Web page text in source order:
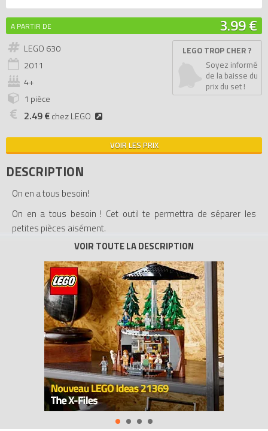
A PARTIR DE 3.99 €
LEGO 630
2011
4+
1 pièce
2.49 €chez LEGO
LEGO TROP CHER ?
Soyez informé
de la baisse du
prix du set !
VOIR LES PRIX
DESCRIPTION
On en a tous besoin!
On en a tous besoin ! Cet outil te permettra de séparer les
petites pièces aisément.
(Brick Separator, Orange)sur Avenue de la brique, comparateur
de prix 100% LEGO.
Code EAN du LEGO Objets divers 630 : 0673419182195.